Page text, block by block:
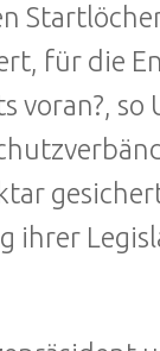
für die
voran?,
ihrer